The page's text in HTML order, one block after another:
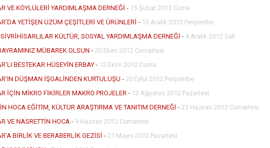
VE KÖYLÜLERİ YARDIMLAŞMA DERNEĞİ - 15 Şubat 2013 Cuma
YETİŞEN ÜZÜM ÇEŞİTLERİ VE ÜRÜNLERİ - 13 Aralık 2012 Perşembe
KÜLTÜR, SOSYAL YARDIMLAŞMA DERNEĞİ - 4 Aralık 2012 Salı
MÜBAREK OLSUN - 20 Ekim 2012 Cumartesi
BESTEKAR HÜSEYİN ERBAY - 12 Ekim 2012 Cuma
DÜŞMAN İŞGALİNDEN KURTULUŞU - 20 Eylül 2012 Perşembe
İÇİN MİKRO FİKİRLER MAKRO PROJELER - 13 Ağustos 2012 Pazartesi
HOCA EĞİTİM, KÜLTÜR ARAŞTIRMA VE TANITIM DERNEĞİ - 23 Haziran 2012 Cumartesi
VE NASRETTİN HOCA - 9 Haziran 2012 Cumartesi
BİRLİK VE BERABERLİK GEZİSİ - 21 Mayıs 2012 Pazartesi